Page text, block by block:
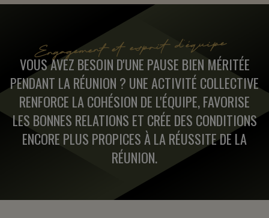
Engagement et esprit d'équipe
VOUS AVEZ BESOIN D'UNE PAUSE BIEN MÉRITÉE
PENDANT LA RÉUNION ? UNE ACTIVITÉ COLLECTIVE
RENFORCE LA COHÉSION DE L'ÉQUIPE, FAVORISE
LES BONNES RELATIONS ET CRÉE DES CONDITIONS
ENCORE PLUS PROPICES À LA RÉUSSITE DE LA
RÉUNION.